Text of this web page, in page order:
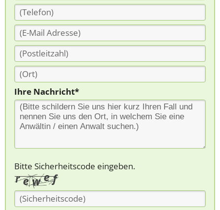
Ihre Nachricht*
Bitte Sicherheitscode eingeben.